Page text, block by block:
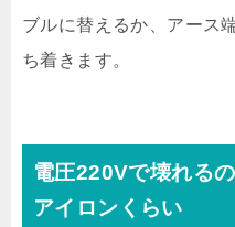
ブルに替えるか、アース
ち着きます。
電圧220Vで壊れる
アイロンくらい